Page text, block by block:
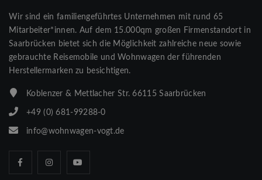
Wir sind ein familiengeführtes Unternehmen mit rund 65
Mitarbeiter*innen. Auf dem 15.000qm großen Firmenstandort in
Saarbrücken bietet sich die Möglichkeit zahlreiche neue sowie
gebrauchte Reisemobile und Wohnwagen der führenden
Herstellermarken zu besichtigen.
Koblenzer & Mettlacher Str. 66115 Saarbrücken
+49 (0) 681-99288-0
info@wohnwagen-vogt.de